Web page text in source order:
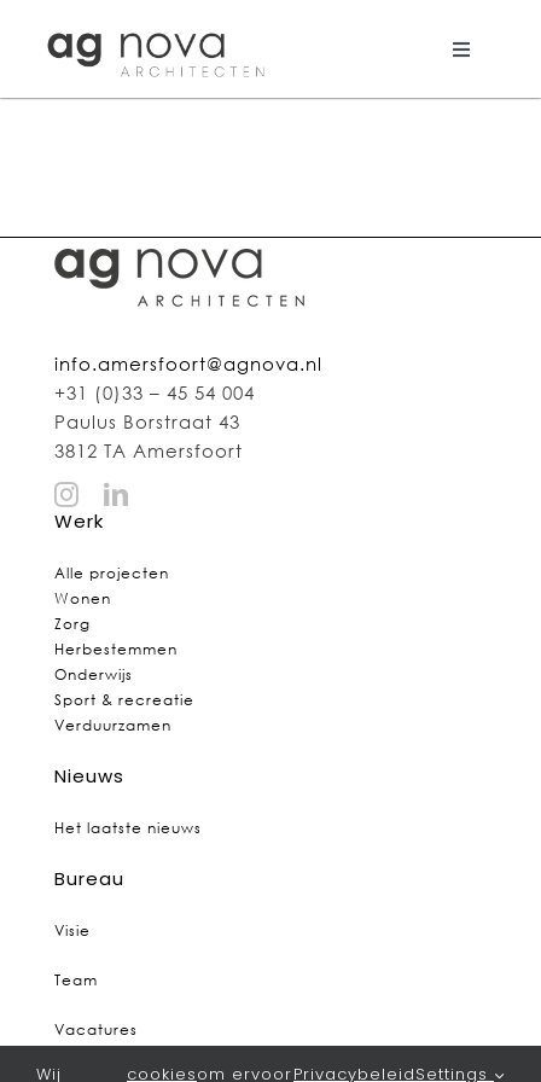
content
Toggle
Aanpak
Search
for:
info.amersfoort@agnova.nl
+31 (0)33 – 45 54 004
Paulus Borstraat 43
3812 TA Amersfoort
Werk
Alle projecten
Wonen
Zorg
Herbestemmen
Onderwijs
Sport & recreatie
Verduurzamen
Nieuws
Het laatste nieuws
Bureau
Visie
Team
Vacatures
Wij cookiesom ervoorPrivacybeleidSettings